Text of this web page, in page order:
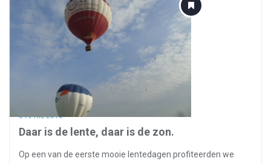
8 APRIL 2018
Daar is de lente, daar is de zon.
Op een van de eerste mooie lentedagen profiteerden we